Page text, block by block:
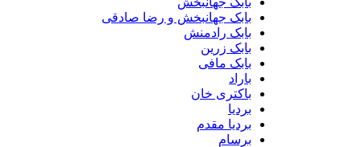
بابک جهانبخش و رضا صادقی
بابک رادمنش
بابک زرین
بابک مافی
باکتری خان
بردیا مقدم